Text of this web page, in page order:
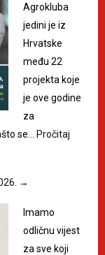
Agrokluba
jedini je iz
Hrvatske
među 22
projekta koje
je ove godine
za
se…
Pročitaj
→
Imamo
odličnu vijest
za sve koji